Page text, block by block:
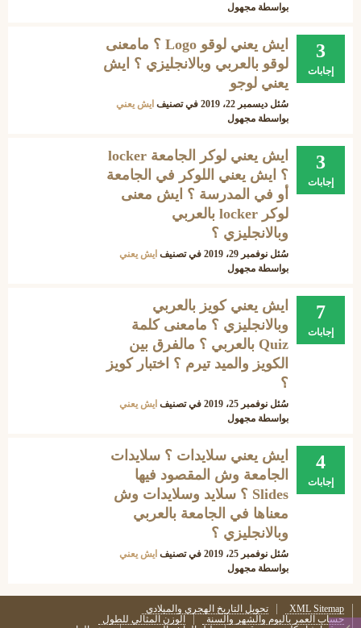
بواسطة مجهول
3
إجابات
ايش يعني لوقو Logo ؟ مامعنى
لوقو بالعربي وبالانجليزي ؟ ايش
يعني لوجو
سُئل ديسمبر 22، 2019 في تصنيف ايش يعني
بواسطة مجهول
3
إجابات
ايش يعني لوكر الجامعة locker
؟ ايش يعني اللوكر في الجامعة
أو في المدرسة ؟ ايش معنى
لوكر locker بالعربي
وبالانجليزي ؟
سُئل نوفمبر 29، 2019 في تصنيف ايش يعني
بواسطة مجهول
7
إجابات
ايش يعني كويز بالعربي
وبالانجليزي ؟ مامعنى كلمة
Quiz بالعربي ؟ مالفرق بين
الكويز والميد تيرم ؟ اختبار كويز
؟
سُئل نوفمبر 25، 2019 في تصنيف ايش يعني
بواسطة مجهول
4
إجابات
ايش يعني سلايدات ؟ سلايدات
الجامعة وش المقصود فيها
Slides ؟ سلايد وسلايدات وش
معناها في الجامعة بالعربي
وبالانجليزي ؟
سُئل نوفمبر 25، 2019 في تصنيف ايش يعني
بواسطة مجهول
XML Sitemap
تحويل التاريخ الهجري والميلادي
حساب العمر باليوم والشهر والسنة
الوزن المثالي للطول